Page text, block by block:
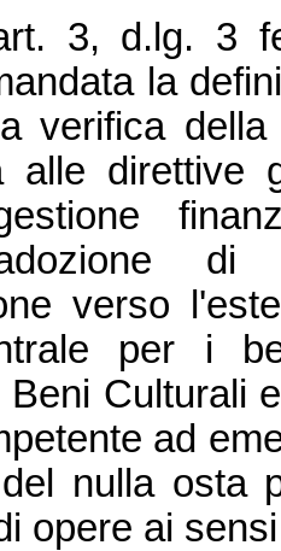
3, d.lg. 3
la
verifica della
alle direttive
verso
per i
Culturali
ad
nulla osta
opere ai